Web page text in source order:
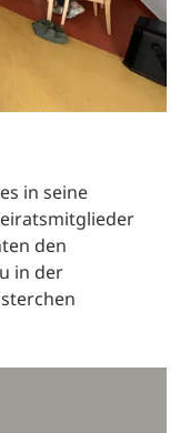
in seine
den
in der